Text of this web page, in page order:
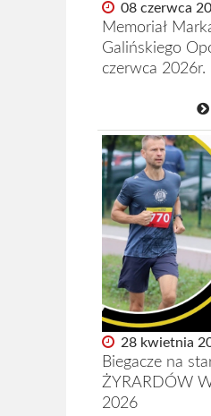
08 czerwca
Memoriał
Galińskiego
czerwca 2026r.
28 kwietnia
Biegacze na
ŻYRARDÓW
2026